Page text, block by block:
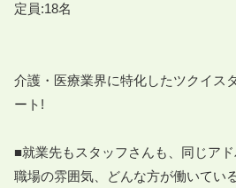
定員:18名
介護・医療業界に特化したツクイス
ート!
■就業先もスタッフさんも、同じア
職場の雰囲気、どんな方が働いてい